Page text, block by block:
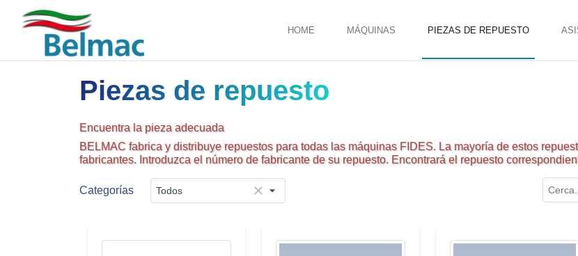
HOME MÁQUINAS PIEZAS DE REPUESTO
Piezas de repuesto
Encuentra la pieza adecuada
BELMAC fabrica y distribuye repuestos para todas las máquinas FIDES. La mayoría de estos
fabricantes. Introduzca el número de fabricante de su repuesto. Encontrará el repuesto
Categorías Todos